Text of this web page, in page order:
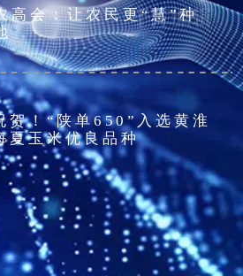
高会：让农民更“慧”种
地
贺！“陕单650”入选黄淮
夏玉米优良品种